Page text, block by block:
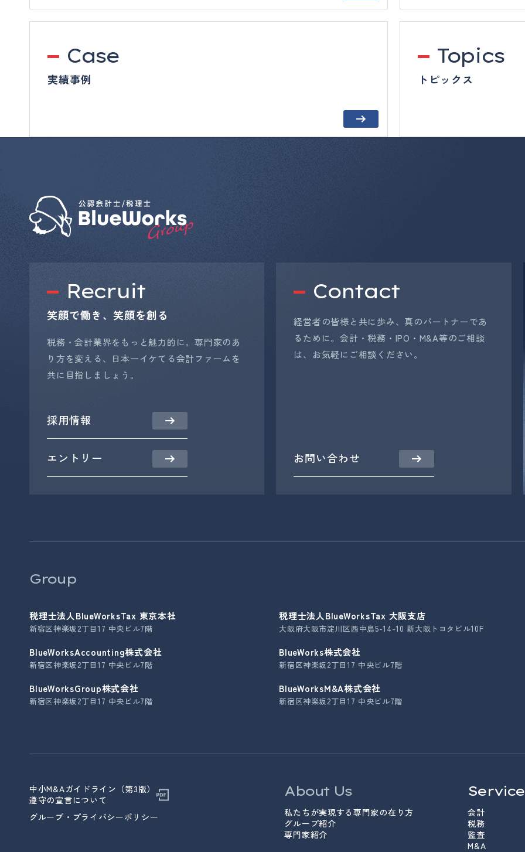
Case
実績事例
Topics
トピックス
Recruit
笑顔で働き、笑顔を創る
税務・会計業界をもっと魅力的に。専門家のあ
り方を変える、日本一イケてる会計ファームを
共に目指しましょう。
採用情報
エントリー
Contact
経営者の皆様と共に歩み、真のパートナーであ
るために。会計・税務・IPO・M&A等のご相談
は、お気軽にご相談ください。
お問い合わせ
Group
税理士法人BlueWorksTax 東京本社
新宿区神楽坂2丁目17 中央ビル7階
税理士法人BlueWorksTax 大阪支店
大阪府大阪市淀川区西中島5-14-10 新大阪トヨタビル10F
BlueWorksAccounting株式会社
新宿区神楽坂2丁目17 中央ビル7階
BlueWorks株式会社
新宿区神楽坂2丁目17 中央ビル7階
BlueWorksGroup株式会社
新宿区神楽坂2丁目17 中央ビル7階
BlueWorksM&A株式会社
新宿区神楽坂2丁目17 中央ビル7階
About Us
私たちが実現する専門家の在り方
グループ紹介
専門家紹介
Service
会計
税務
監査
M&A
中小M&Aガイドライン（第3版）
遵守の宣言について
グループ・プライバシーポリシー